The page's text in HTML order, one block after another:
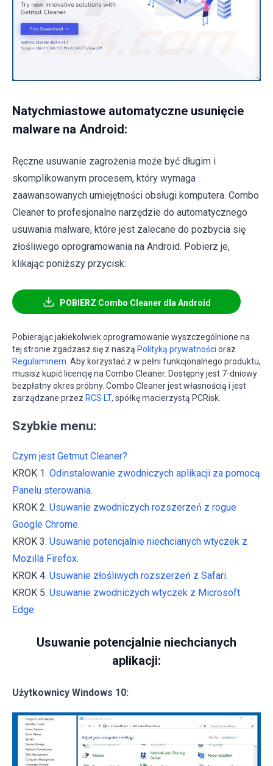
Natychmiastowe automatyczne usunięcie
malware na Android:
Ręczne usuwanie zagrożenia może być długim i
skomplikowanym procesem, który wymaga
zaawansowanych umiejętności obsługi komputera. Combo
Cleaner to profesjonalne narzędzie do automatycznego
usuwania malware, które jest zalecane do pozbycia się
złośliwego oprogramowania na Android. Pobierz je,
klikając poniższy przycisk:
POBIERZ Combo Cleaner dla Android
Pobierając jakiekolwiek oprogramowanie wyszczególnione na
tej stronie zgadzasz się z naszą Polityką prywatności oraz
Regulaminem . Aby korzystać z w pełni funkcjonalnego produktu,
musisz kupić licencję na Combo Cleaner. Dostępny jest 7-dniowy
bezpłatny okres próbny. Combo Cleaner jest własnością i jest
zarządzane przez RCS LT, spółkę macierzystą PCRisk.
Szybkie menu:
Czym jest Getmut Cleaner?
KROK 1. Odinstalowanie zwodniczych aplikacji za pomocą
Panelu sterowania.
KROK 2. Usuwanie zwodniczych rozszerzeń z rogue
Google Chrome.
KROK 3. Usuwanie potencjalnie niechcianych wtyczek z
Mozilla Firefox.
KROK 4. Usuwanie złośliwych rozszerzeń z Safari.
KROK 5. Usuwanie zwodniczych wtyczek z Microsoft
Edge.
Usuwanie potencjalnie niechcianych
aplikacji:
Użytkownicy Windows 10: